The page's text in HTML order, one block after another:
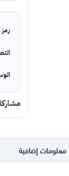
معلومات إضافية